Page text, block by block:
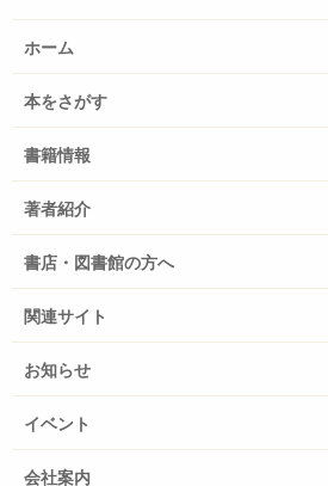
ホーム
本をさがす
書籍情報
著者紹介
書店・図書館の方へ
関連サイト
お知らせ
イベント
会社案内